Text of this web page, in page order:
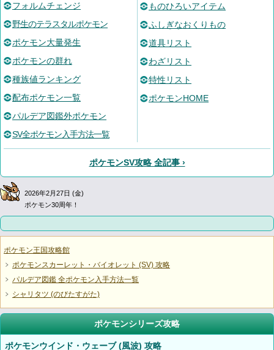
フォルムチェンジ
野生のテラスタルポケモン
ポケモン大量発生
ポケモンの群れ
種族値ランキング
配布ポケモン一覧
パルデア図鑑外ポケモン
SV全ポケモン入手方法一覧
ものひろいアイテム
ふしぎなおくりもの
道具リスト
わざリスト
特性リスト
ポケモンHOME
ポケモンSV攻略 全記事 ›
2026年2月27日 (金)
ポケモン30周年！
ポケモン王国攻略館
ポケモンスカーレット・バイオレット (SV) 攻略
パルデア図鑑 全ポケモン入手方法一覧
シャリタツ (のびたすがた)
ポケモンシリーズ攻略
ポケモンウインド・ウェーブ (風波) 攻略